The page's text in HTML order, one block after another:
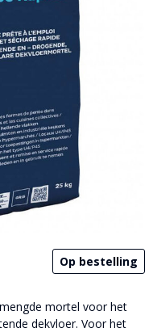
Op bestelling
mortel voor het
dekvloer. Voor het